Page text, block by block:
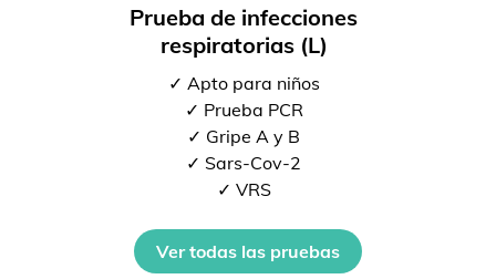
Prueba de infecciones
respiratorias (L)
✓ Apto para niños
✓ Prueba PCR
✓ Gripe A y B
✓ Sars-Cov-2
✓ VRS
Ver todas las pruebas